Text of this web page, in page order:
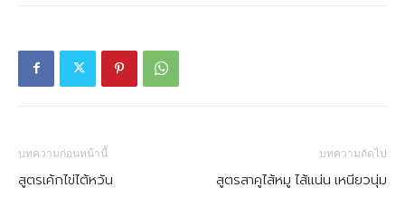
บทความก่อนหน้านี้
สูตรเค้กไข่ไต้หวัน
บทความถัดไป
สูตรสาคูไส้หมู ไส้แน่น เหนียวนุ่ม